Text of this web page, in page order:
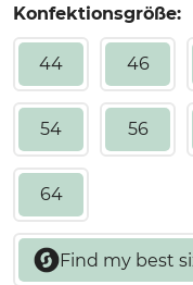
Konfektionsgröße:
44 46
54 56
64